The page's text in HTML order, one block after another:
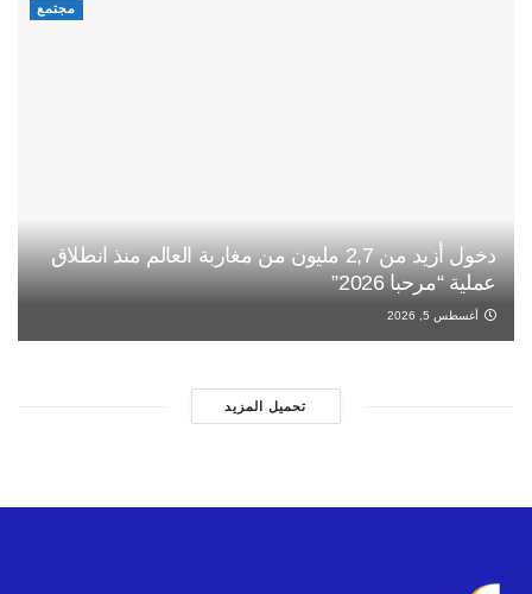
مجتمع
دخول أزيد من 2,7 مليون من مغاربة العالم منذ انطلاق
عملية “مرحبا 2026”
أغسطس 5, 2026
تحميل المزيد